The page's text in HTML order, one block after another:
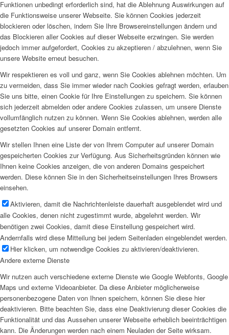
Funktionen unbedingt erforderlich sind, hat die Ablehnung Auswirkungen auf
die Funktionsweise unserer Webseite. Sie können Cookies jederzeit
blockieren oder löschen, indem Sie Ihre Browsereinstellungen ändern und
das Blockieren aller Cookies auf dieser Webseite erzwingen. Sie werden
jedoch immer aufgefordert, Cookies zu akzeptieren / abzulehnen, wenn Sie
unsere Website erneut besuchen.
Wir respektieren es voll und ganz, wenn Sie Cookies ablehnen möchten. Um
zu vermeiden, dass Sie immer wieder nach Cookies gefragt werden, erlauben
Sie uns bitte, einen Cookie für Ihre Einstellungen zu speichern. Sie können
sich jederzeit abmelden oder andere Cookies zulassen, um unsere Dienste
vollumfänglich nutzen zu können. Wenn Sie Cookies ablehnen, werden alle
gesetzten Cookies auf unserer Domain entfernt.
Wir stellen Ihnen eine Liste der von Ihrem Computer auf unserer Domain
gespeicherten Cookies zur Verfügung. Aus Sicherheitsgründen können wie
Ihnen keine Cookies anzeigen, die von anderen Domains gespeichert
werden. Diese können Sie in den Sicherheitseinstellungen Ihres Browsers
einsehen.
Aktivieren, damit die Nachrichtenleiste dauerhaft ausgeblendet wird und
alle Cookies, denen nicht zugestimmt wurde, abgelehnt werden. Wir
benötigen zwei Cookies, damit diese Einstellung gespeichert wird.
Andernfalls wird diese Mitteilung bei jedem Seitenladen eingeblendet werden.
Hier klicken, um notwendige Cookies zu aktivieren/deaktivieren.
Andere externe Dienste
Wir nutzen auch verschiedene externe Dienste wie Google Webfonts, Google
Maps und externe Videoanbieter. Da diese Anbieter möglicherweise
personenbezogene Daten von Ihnen speichern, können Sie diese hier
deaktivieren. Bitte beachten Sie, dass eine Deaktivierung dieser Cookies die
Funktionalität und das Aussehen unserer Webseite erheblich beeinträchtigen
kann. Die Änderungen werden nach einem Neuladen der Seite wirksam.